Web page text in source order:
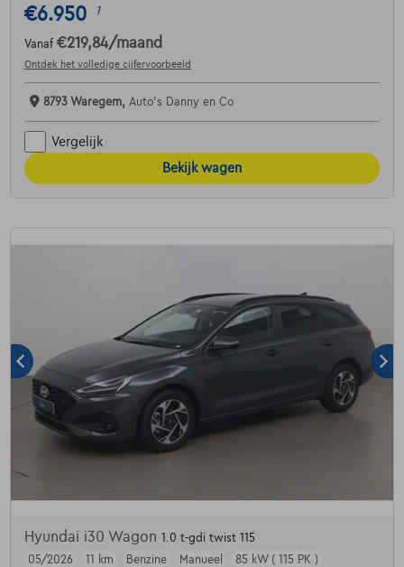
€6.950 1
Vanaf €219,84/maand
Ontdek het volledige cijfervoorbeeld
8793 Waregem, Auto's Danny en Co
Vergelijk
Bekijk wagen
Hyundai i30 Wagon 1.0 t-gdi twist 115
05/2026
11 km Benzine Manueel 85 kW ( 115 PK )